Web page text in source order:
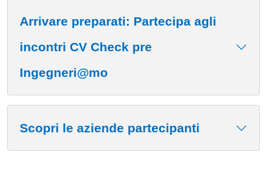
Arrivare preparati: Partecipa agli
incontri CV Check pre
Ingegneri@mo
Scopri le aziende partecipanti